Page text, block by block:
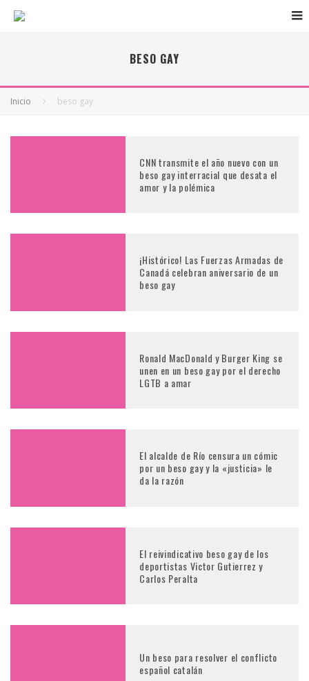
BESO GAY
Inicio beso gay
CNN transmite el año nuevo con un
beso gay interracial que desata el
amor y la polémica
¡Histórico! Las Fuerzas Armadas de
Canadá celebran aniversario de un
beso gay
Ronald MacDonald y Burger King se
unen en un beso gay por el derecho
LGTB a amar
El alcalde de Río censura un cómic
por un beso gay y la «justicia» le
da la razón
El reivindicativo beso gay de los
deportistas Victor Gutierrez y
Carlos Peralta
Un beso para resolver el conflicto
español catalán